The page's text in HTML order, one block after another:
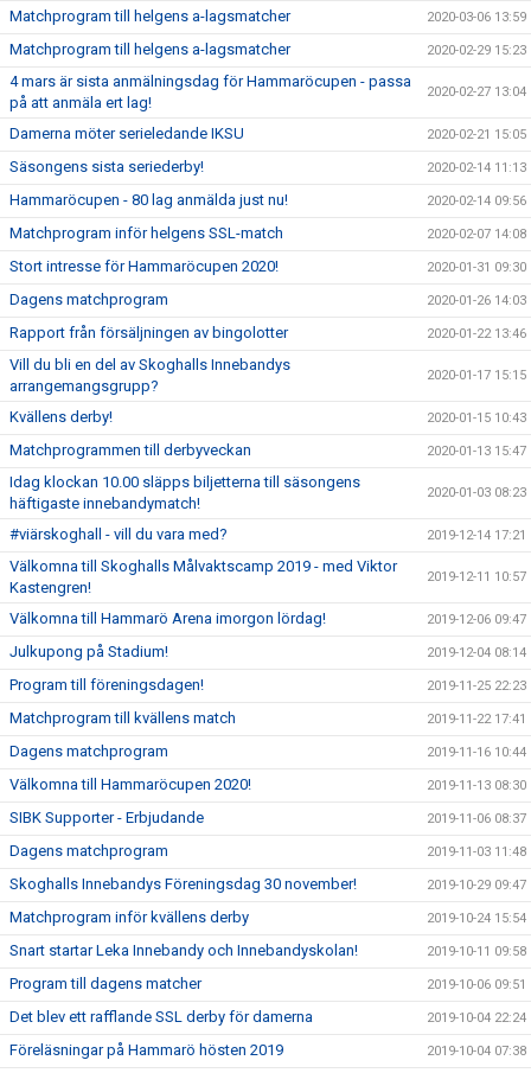
Matchprogram till helgens a-lagsmatcher 2020-03-06 13:59
Matchprogram till helgens a-lagsmatcher 2020-02-29 15:23
4 mars är sista anmälningsdag för Hammaröcupen - passa
på att anmäla ert lag!
2020-02-27 13:04
Damerna möter serieledande IKSU 2020-02-21 15:05
Säsongens sista seriederby! 2020-02-14 11:13
Hammaröcupen - 80 lag anmälda just nu! 2020-02-14 09:56
Matchprogram inför helgens SSL-match 2020-02-07 14:08
Stort intresse för Hammaröcupen 2020! 2020-01-31 09:30
Dagens matchprogram 2020-01-26 14:03
Rapport från försäljningen av bingolotter 2020-01-22 13:46
Vill du bli en del av Skoghalls Innebandys
arrangemangsgrupp?
2020-01-17 15:15
Kvällens derby! 2020-01-15 10:43
Matchprogrammen till derbyveckan 2020-01-13 15:47
Idag klockan 10.00 släpps biljetterna till säsongens
häftigaste innebandymatch!
2020-01-03 08:23
#viärskoghall - vill du vara med? 2019-12-14 17:21
Välkomna till Skoghalls Målvaktscamp 2019 - med Viktor
Kastengren!
2019-12-11 10:57
Välkomna till Hammarö Arena imorgon lördag! 2019-12-06 09:47
Julkupong på Stadium! 2019-12-04 08:14
Program till föreningsdagen! 2019-11-25 22:23
Matchprogram till kvällens match 2019-11-22 17:41
Dagens matchprogram 2019-11-16 10:44
Välkomna till Hammaröcupen 2020! 2019-11-13 08:30
SIBK Supporter - Erbjudande 2019-11-06 08:37
Dagens matchprogram 2019-11-03 11:48
Skoghalls Innebandys Föreningsdag 30 november! 2019-10-29 09:47
Matchprogram inför kvällens derby 2019-10-24 15:54
Snart startar Leka Innebandy och Innebandyskolan! 2019-10-11 09:58
Program till dagens matcher 2019-10-06 09:51
Det blev ett rafflande SSL derby för damerna 2019-10-04 22:24
Föreläsningar på Hammarö hösten 2019 2019-10-04 07:38